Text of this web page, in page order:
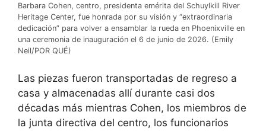
Barbara Cohen, centro, presidenta emérita del Schuylkill River
Heritage Center, fue honrada por su visión y “extraordinaria
dedicación” para volver a ensamblar la rueda en Phoenixville en
una ceremonia de inauguración el 6 de junio de 2026. (Emily
Neil/POR QUÉ)
Las piezas fueron transportadas de regreso a
casa y almacenadas allí durante casi dos
décadas más mientras Cohen, los miembros de
la junta directiva del centro, los funcionarios